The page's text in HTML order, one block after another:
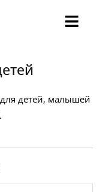
для детей, малышей